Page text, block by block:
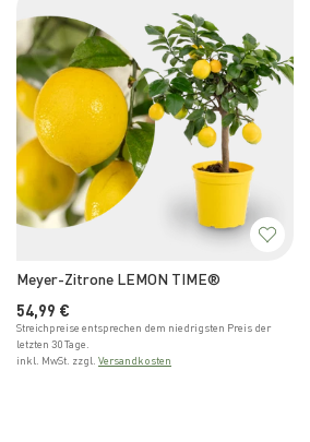
Meyer-Zitrone LEMON TIME®
Normaler Preis
54,99 €
Streichpreise entsprechen dem niedrigsten Preis der
letzten 30 Tage.
inkl. MwSt. zzgl. Versandkosten